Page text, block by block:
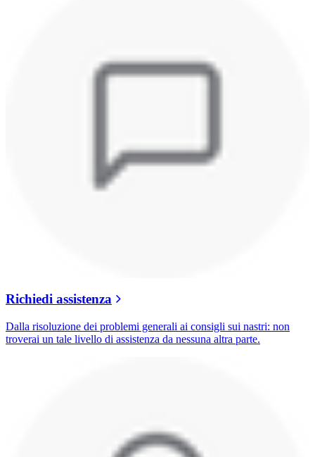
Richiedi assistenza
Dalla risoluzione dei problemi generali ai consigli sui nastri: non
troverai un tale livello di assistenza da nessuna altra parte.